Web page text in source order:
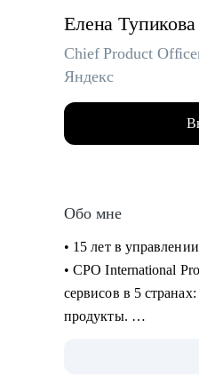
Елена Тупикова
Chief Product
Яндекс
Обо мне
• 15 лет в
• CPO International
сервисов в 5
продукты.
Менеджеров